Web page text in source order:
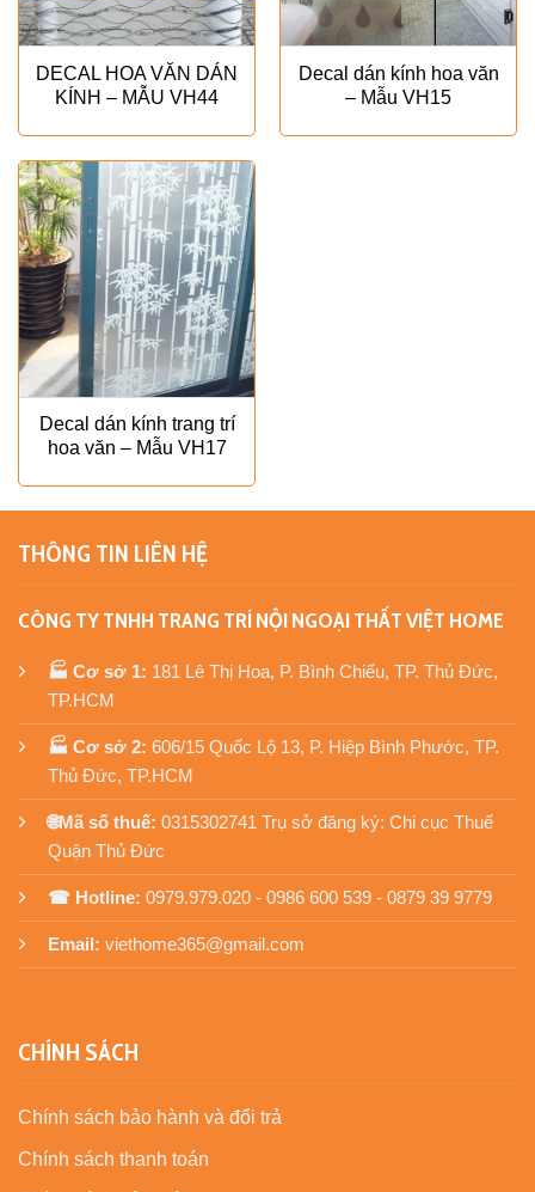
DECAL HOA VĂN DÁN
KÍNH – MẪU VH44
Decal dán kính hoa văn
– Mẫu VH15
Decal dán kính trang trí
hoa văn – Mẫu VH17
THÔNG TIN LIÊN HỆ
CÔNG TY TNHH TRANG TRÍ NỘI NGOẠI THẤT VIỆT HOME
🏭 Cơ sở 1: 181 Lê Thị Hoa, P. Bình Chiểu, TP. Thủ Đức,
TP.HCM
🏭 Cơ sở 2: 606/15 Quốc Lộ 13, P. Hiệp Bình Phước, TP.
Thủ Đức, TP.HCM
🌐Mã số thuế: 0315302741 Trụ sở đăng ký: Chi cục Thuế
Quận Thủ Đức
☎ Hotline: 0979.979.020 - 0986 600 539 - 0879 39 9779
Email: viethome365@gmail.com
CHÍNH SÁCH
Chính sách bảo hành và đổi trả
Chính sách thanh toán